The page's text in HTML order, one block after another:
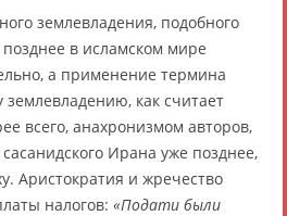
землевладения, подобного
в исламском мире
а применение термина
землевладению, как считает
всего, анахронизмом авторов,
Ирана уже позднее,
Аристократия и жречество
налогов: «Подати были